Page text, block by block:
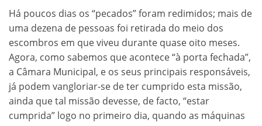
Há poucos dias os “pecados” foram redimidos; mais de
uma dezena de pessoas foi retirada do meio dos
escombros em que viveu durante quase oito meses.
Agora, como sabemos que acontece “à porta fechada”,
a Câmara Municipal, e os seus principais responsáveis,
já podem vangloriar-se de ter cumprido esta missão,
ainda que tal missão devesse, de facto, “estar
cumprida” logo no primeiro dia, quando as máquinas